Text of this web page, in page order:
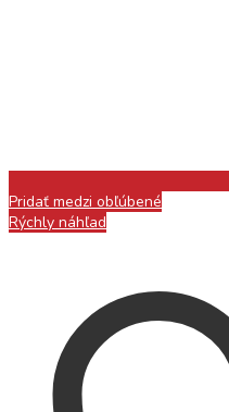
Pridať medzi obľúbené
Rýchly náhľad